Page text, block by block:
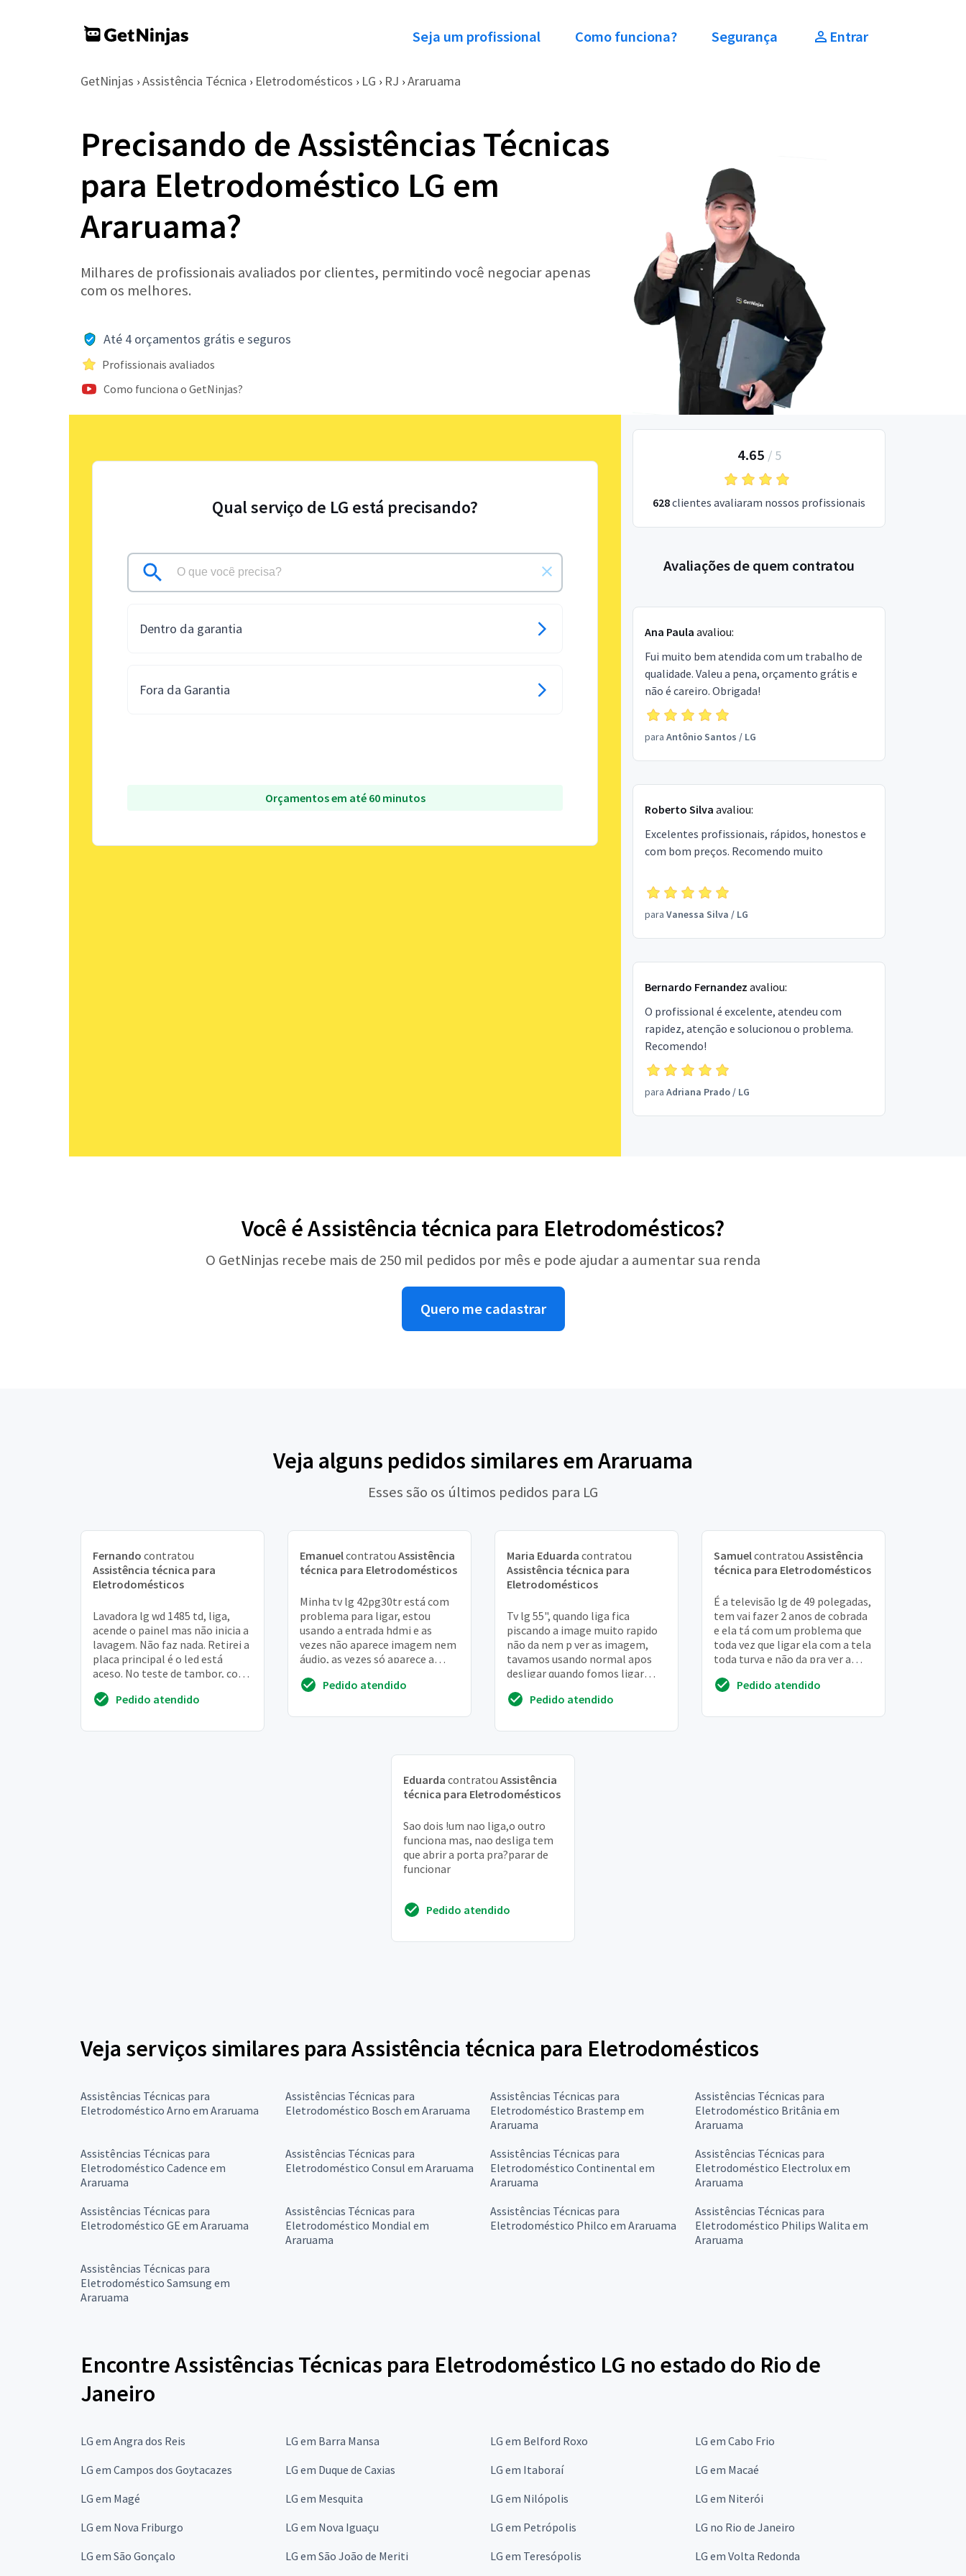
Seja um profissional Como funciona? Segurança Entrar
GetNinjas › Assistência Técnica › Eletrodomésticos › LG › RJ › Araruama
Precisando de Assistências Técnicas
para Eletrodoméstico LG em
Araruama?
Milhares de profissionais avaliados por clientes, permitindo você negociar apenas
com os melhores.
Até 4 orçamentos grátis e seguros
Profissionais avaliados
Como funciona o GetNinjas?
Qual serviço de LG está precisando?
Dentro da garantia
Fora da Garantia
Orçamentos em até 60 minutos
4.65 / 5
628clientes avaliaram nossos profissionais
Avaliações de quem contratou
Ana Paula avaliou:
Fui muito bem atendida com um trabalho de
qualidade. Valeu a pena, orçamento grátis e
não é careiro. Obrigada!
para Antônio Santos / LG
Roberto Silva avaliou:
Excelentes profissionais, rápidos, honestos e
com bom preços. Recomendo muito
para Vanessa Silva / LG
Bernardo Fernandez avaliou:
O profissional é excelente, atendeu com
rapidez, atenção e solucionou o problema.
Recomendo!
para Adriana Prado/ LG
Você é Assistência técnica para Eletrodomésticos?
O GetNinjas recebe mais de 250 mil pedidos por mês e pode ajudar a aumentar sua renda
Quero me cadastrar
Veja alguns pedidos similares em Araruama
Esses são os últimos pedidos para LG
Fernando contratou
Assistência técnica para
Eletrodomésticos
Lavadora lg wd 1485 td, liga,
acende o painel mas não inicia a
lavagem. Não faz nada. Retirei a
placa principal é o led está
aceso. No teste de tambor, com
Pedido atendido
Emanuelcontratou Assistência
técnica para Eletrodomésticos
Minha tv lg 42pg30tr está com
problema para ligar, estou
usando a entrada hdmi e as
vezes não aparece imagem nem
áudio, as vezes só aparece a
funciona nada. Já...
Pedido atendido
Maria Eduarda contratou
Assistência técnica para
Eletrodomésticos
Tv lg 55", quando liga fica
piscando a image muito rapido
não da nem p ver as imagem,
tavamos usando normal apos
desligar quando fomos ligar
maria RS. ...
Pedido atendido
Samuelcontratou Assistência
técnica para Eletrodomésticos
É a televisão lg de 49 polegadas,
tem vai fazer 2 anos de cobrada
e ela tá com um problema que
toda vez que ligar ela com a tela
toda turva e não da pra ver a
Pedido atendido
Eduarda contratou Assistência
técnica para Eletrodomésticos
Sao dois !um nao liga,o outro
funciona mas, nao desliga tem
que abrir a porta pra?parar de
funcionar
Pedido atendido
Veja serviços similares para Assistência técnica para Eletrodomésticos
Assistências Técnicas para
Eletrodoméstico Arno em Araruama
Assistências Técnicas para
Eletrodoméstico Bosch em Araruama
Assistências Técnicas para
Eletrodoméstico Brastemp em
Araruama
Assistências Técnicas para
Eletrodoméstico Britânia em
Araruama
Assistências Técnicas para
Eletrodoméstico Cadence em
Araruama
Assistências Técnicas para
Eletrodoméstico Consul em Araruama
Assistências Técnicas para
Eletrodoméstico Continental em
Araruama
Assistências Técnicas para
Eletrodoméstico Electrolux em
Araruama
Assistências Técnicas para
Eletrodoméstico GE em Araruama
Assistências Técnicas para
Eletrodoméstico Mondial em
Araruama
Assistências Técnicas para
Eletrodoméstico Philco em Araruama
Assistências Técnicas para
Eletrodoméstico Philips Walita em
Araruama
Assistências Técnicas para
Eletrodoméstico Samsung em
Araruama
Encontre Assistências Técnicas para Eletrodoméstico LG no estado do Rio de
Janeiro
LG em Angra dos Reis LG em Barra Mansa LG em Belford Roxo
LG em Cabo Frio
LG em Campos dos Goytacazes
LG em Duque de Caxias LG em Itaboraí
LG em Macaé
LG em Magé
LG em Mesquita LG em Nilópolis
LG em Niterói
LG em Nova Friburgo
LG em Nova Iguaçu LG em Petrópolis
LG no Rio de Janeiro
LG em São Gonçalo
LG em São João de Meriti LG em Teresópolis LG em Volta Redonda